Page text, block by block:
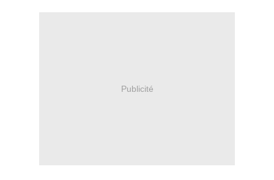
Publicité